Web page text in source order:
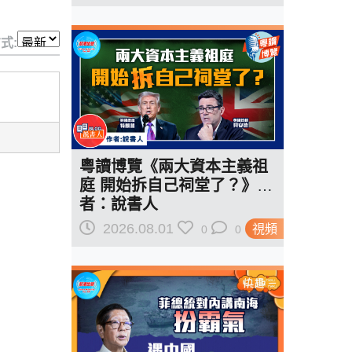
:
視頻
粵讀博覽《兩大資本主義祖
庭 開始拆自己祠堂了？》作
者：說書人
2026.08.01 0 0